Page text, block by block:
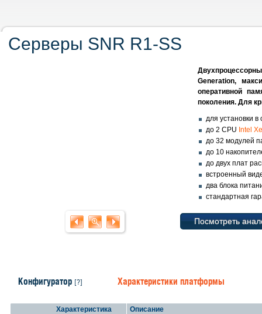
Серверы SNR R1-SS
Generation,
оперативной
поколения. Для
для установки
до 2 CPU Intel
до 32 модулей
до 10
до двух плат
встроенный
два блока
стандартная
Посмотреть
Конфигуратор [?] Характеристики платформы
Характеристика Описание